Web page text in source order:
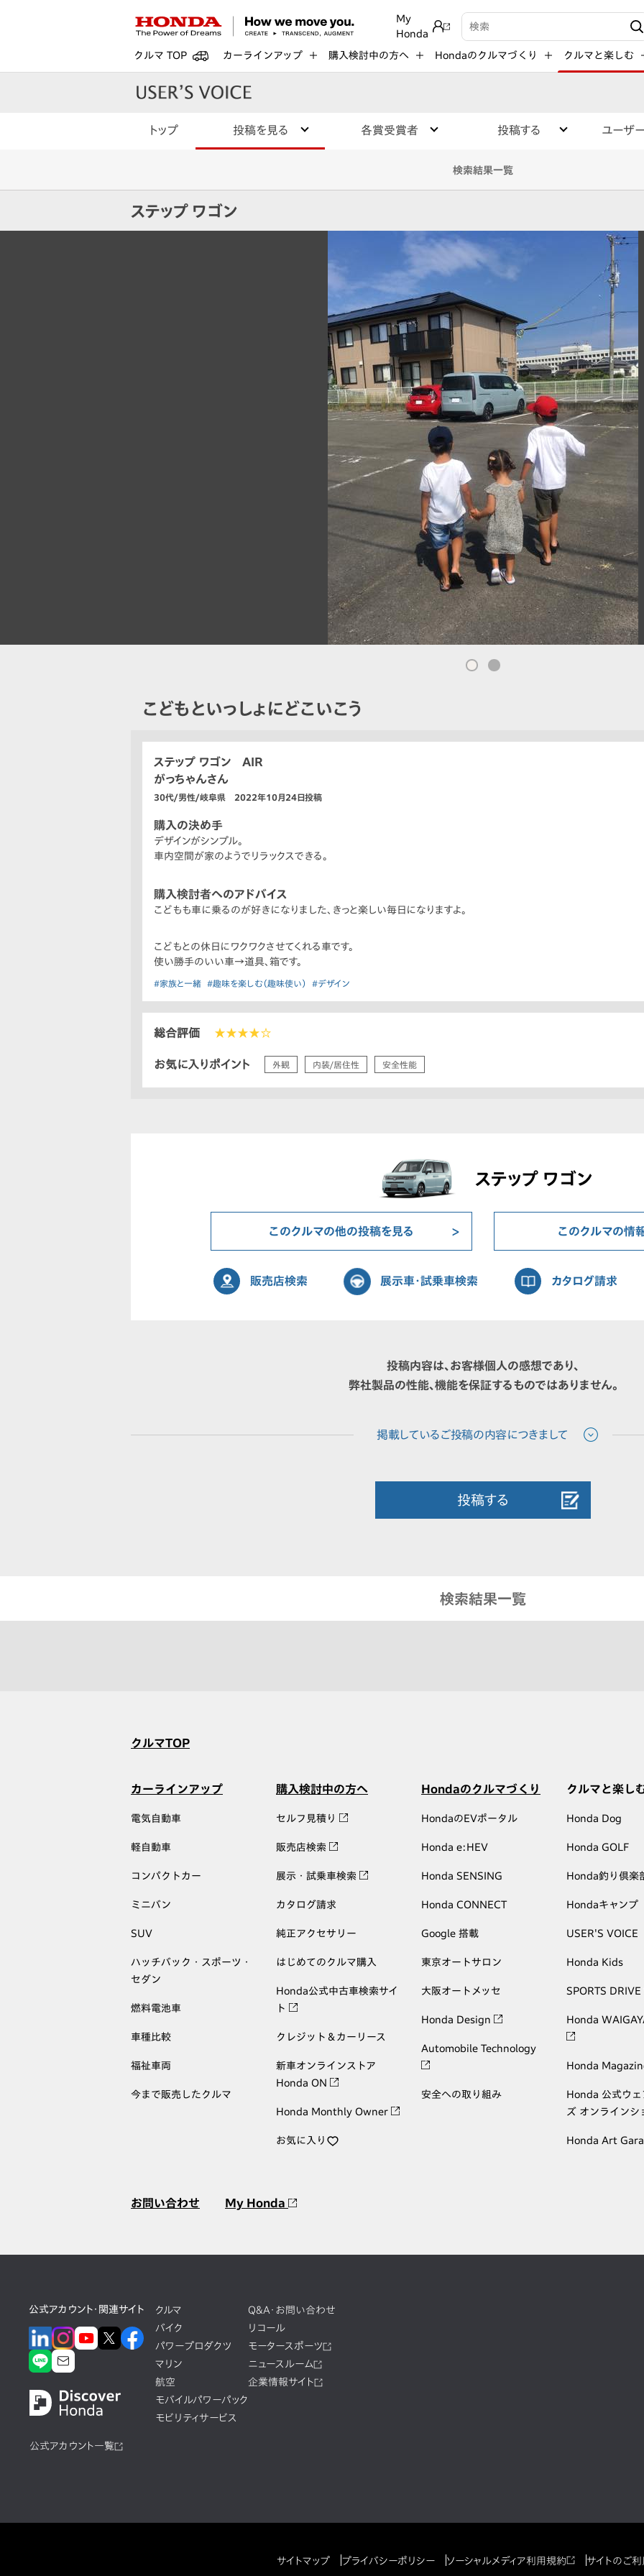
My
Honda
検索キーワード入力
クルマ TOP カーラインアップ 購入検討中の方へ Hondaのクルマづくり クルマと楽しむ
トップ 投稿を見る 各賞受賞者 投稿する ユーザ
検索結果一覧
ステップ ワゴン
こどもといっしょにどこいこう
ステップ ワゴン AIR
がっちゃんさん
30代/男性/岐阜県 2022年10月24日投稿
購入の決め手
デザインがシンプル。
車内空間が家のようでリラックスできる。
購入検討者へのアドバイス
こどもも車に乗るのが好きになりました、きっと楽しい毎日になりますよ。
こどもとの休日にワクワクさせてくれる車です。
使い勝手のいい車→道具、箱です。
#家族と一緒 #趣味を楽しむ（趣味使い） #デザイン
総合評価 ★★★★☆
お気に入りポイント 外観 内装/居住性 安全性能
ステップ ワゴン
このクルマの他の投稿を見る このクルマの情
販売店検索 展示車・試乗車検索 カタログ請求
投稿内容は、お客様個人の感想であり、
弊社製品の性能、機能を保証するものではありません。
投稿する
検索結果一覧
クルマTOP
カーラインアップ
電気自動車
軽自動車
コンパクトカー
ミニバン
SUV
ハッチバック・スポーツ・
セダン
燃料電池車
車種比較
福祉車両
今まで販売したクルマ
購入検討中の方へ
セルフ見積り
販売店検索
展示・試乗車検索
カタログ請求
純正アクセサリー
はじめてのクルマ購入
Honda公式中古車検索サイ
ト
クレジット＆カーリース
新車オンラインストア
Honda ON
Honda Monthly Owner
お気に入り
Hondaのクルマづくり
HondaのEVポータル
Honda e:HEV
Honda SENSING
Honda CONNECT
Google 搭載
東京オートサロン
大阪オートメッセ
Honda Design
Automobile Technology
安全への取り組み
クルマと楽し
Honda Dog
Honda GOLF
Honda釣り倶楽
Hondaキャンプ
USER'S VOICE
Honda Kids
SPORTS DRIVE
Honda
Honda
Honda 公式ウェ
ズ オンラインシ
Honda Art
お問い合わせ My Honda
公式アカウント・関連サイト
公式アカウント一覧
クルマ
バイク
パワープロダクツ
マリン
航空
モバイルパワーパック
モビリティサービス
Q&A・お問い合わせ
リコール
モータースポーツ
ニュースルーム
企業情報サイト
サイトマップ プライバシーポリシー ソーシャルメディア利用規約 サイトのご